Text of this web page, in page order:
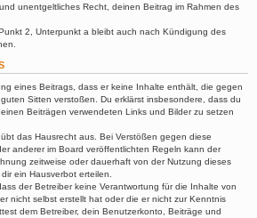
unentgeltliches Recht, deinen Beitrag im Rahmen des
2, Unterpunkt a bleibt auch nach Kündigung des
eines Beitrags, dass er keine Inhalte enthält, die gegen
Sitten verstoßen. Du erklärst insbesondere, dass du
Beiträgen verwendeten Links und Bilder zu setzen
das Hausrecht aus. Bei Verstößen gegen diese
anderer im Board veröffentlichten Regeln kann der
zeitweise oder dauerhaft von der Nutzung dieses
ein Hausverbot erteilen.
der Betreiber keine Verantwortung für die Inhalte von
nicht selbst erstellt hat oder die er nicht zur Kenntnis
dem Betreiber, dein Benutzerkonto, Beiträge und